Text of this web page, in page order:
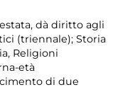
dà diritto agli
(triennale); Storia
Religioni
età
di due